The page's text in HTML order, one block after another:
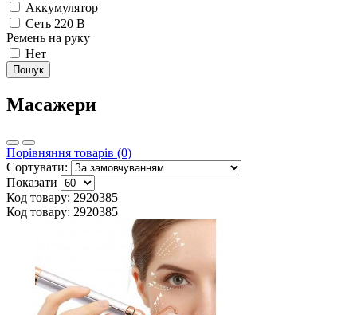
Аккумулятор
Сеть 220 В
Ремень на руку
Нет
Пошук
Масажери
Порівняння товарів (0)
Сортувати:
Показати
Код товару: 2920385
Код товару: 2920385